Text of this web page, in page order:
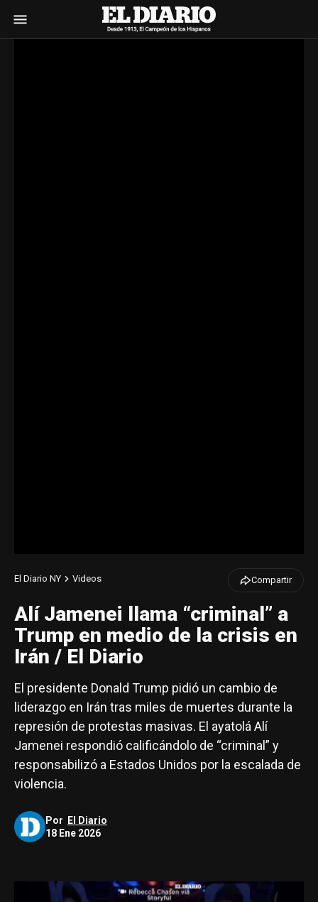
El Diario NY Videos Compartir
Alí Jamenei llama “criminal” a
Trump en medio de la crisis en
Irán / El Diario
El presidente Donald Trump pidió un cambio de
liderazgo en Irán tras miles de muertes durante la
represión de protestas masivas. El ayatolá Alí
Jamenei respondió calificándolo de “criminal” y
responsabilizó a Estados Unidos por la escalada de
violencia.
Por
El Diario
18 Ene 2026